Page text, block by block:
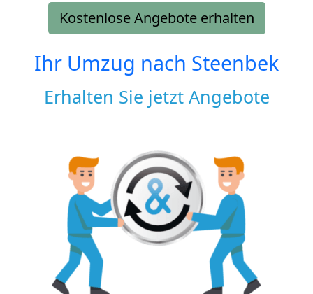
Kostenlose Angebote erhalten
Ihr Umzug nach Steenbek
Erhalten Sie jetzt Angebote